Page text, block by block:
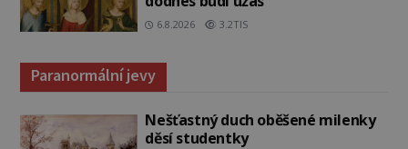
6.8.2026 3.2TIS
Paranormální jevy
Nešťastný duch oběšené milenky
děsí studentky